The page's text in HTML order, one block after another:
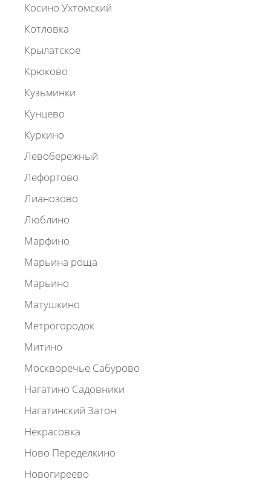
Косино Ухтомский
Котловка
Крылатское
Крюково
Кузьминки
Кунцево
Куркино
Левобережный
Лефортово
Лианозово
Люблино
Марфино
Марьина роща
Марьино
Матушкино
Метрогородок
Митино
Москворечье Сабурово
Нагатино Садовники
Нагатинский Затон
Некрасовка
Ново Переделкино
Новогиреево